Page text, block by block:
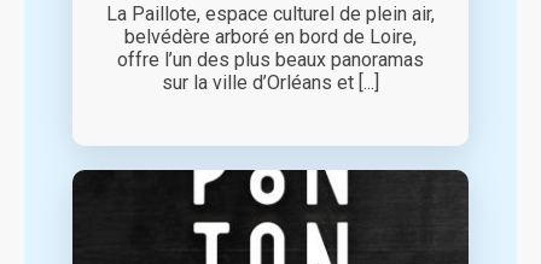
La Paillote, espace culturel de plein air,
belvédère arboré en bord de Loire,
offre l’un des plus beaux panoramas
sur la ville d’Orléans et [...]